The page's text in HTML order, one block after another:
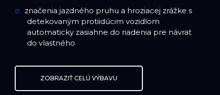
značenia jazdného pruhu a hroziacej zrážke s
detekovaným protiidúcim vozidlom
automaticky zasiahne do riadenia pre návrat
do vlastného
ZOBRAZIŤ CELÚ VÝBAVU